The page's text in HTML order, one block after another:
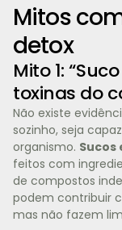
Mitos
detox
Mito 1:
toxinas do
Não existe
sozinho, seja
organismo. Sucos
feitos com
de compostos
podem contribuir
mas não fazem